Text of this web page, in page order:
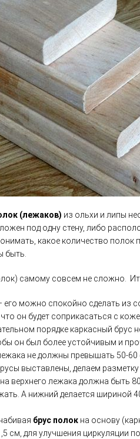
(лежаков) из ольхи и липы
под одну стену, либо
какое количество полок
быть.
самому совсем не сложно.
его можно спокойно сделать из
он будет соприкасаться с
порядке каркасный брус
он был более устойчивым и
не должны превышать 50-60
выставлены, делаем
верхнего лежака должна быть
А нижний делается шириной
брус полокна основу
см, для улучшения циркуляции